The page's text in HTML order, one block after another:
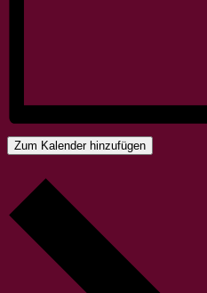
Zum Kalender hinzufügen